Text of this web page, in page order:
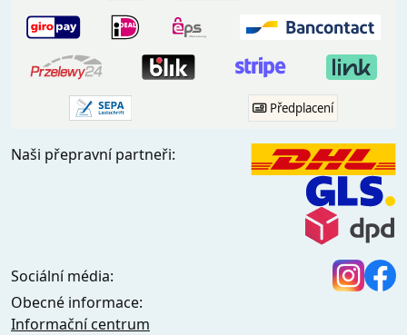
Předplacení
Naši přepravní partneři:
Sociální média:
Obecné informace:
Informační centrum